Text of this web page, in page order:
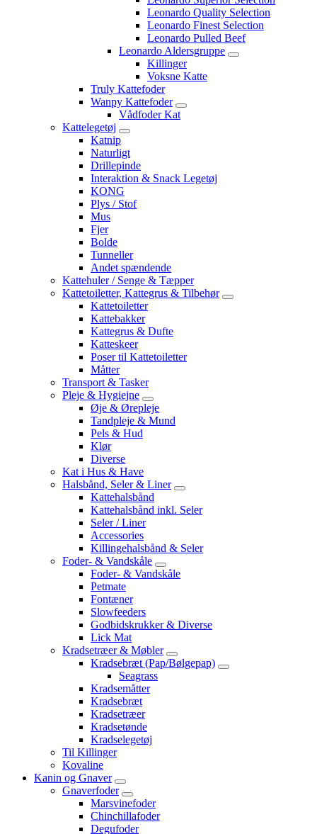
Leonardo Quality Selection
Leonardo Finest Selection
Leonardo Pulled Beef
Leonardo Aldersgruppe
Killinger
Voksne Katte
Truly Kattefoder
Wanpy Kattefoder
Vådfoder Kat
Kattelegetøj
Katnip
Naturligt
Drillepinde
Interaktion & Snack Legetøj
KONG
Plys / Stof
Mus
Fjer
Bolde
Tunneller
Andet spændende
Kattehuler / Senge & Tæpper
Kattetoiletter, Kattegrus & Tilbehør
Kattetoiletter
Kattebakker
Kattegrus & Dufte
Katteskeer
Poser til Kattetoiletter
Måtter
Transport & Tasker
Pleje & Hygiejne
Øje & Ørepleje
Tandpleje & Mund
Pels & Hud
Klør
Diverse
Kat i Hus & Have
Halsbånd, Seler & Liner
Kattehalsbånd
Kattehalsbånd inkl. Seler
Seler / Liner
Accessories
Killingehalsbånd & Seler
Foder- & Vandskåle
Foder- & Vandskåle
Petmate
Fontæner
Slowfeeders
Godbidskrukker & Diverse
Lick Mat
Kradsetræer & Møbler
Kradsebræt (Pap/Bølgepap)
Seagrass
Kradsemåtter
Kradsebræt
Kradsetræer
Kradsetønde
Kradselegetøj
Til Killinger
Kovaline
Kanin og Gnaver
Gnaverfoder
Marsvinefoder
Chinchillafoder
Degufoder